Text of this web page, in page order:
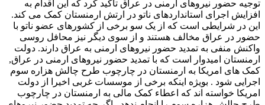
توجیه حضور نیروهای ارمنی در عراق تاکید کرد که این اقدام به
افزایش اجرای استانداردهای ناتو در ارتش ارمنستان کمک می کند.
این در شرایطی است که از یک سو برخی از کشورهای عضو ناتو با
حضور در عراق مخالف هستند و از سوی دیگر نیز محافل روسی
واکنش منفی به تمدید حضور نیروهای ارمنی به عراق دارند. دولت
ارمنستان امیدوار است که با تمدید حضور نیروهای ارمنی در عراق,
کمک های امریکا به ارمنستان در چارچوب طرح چالش هزاره سوم
اجرایی شود . بویژه اینکه برخی از موسسات غربی اخیرا از دولت
امریکا خواسته اند که اعطاء کمک مالی به ارمنستان در چارچوب